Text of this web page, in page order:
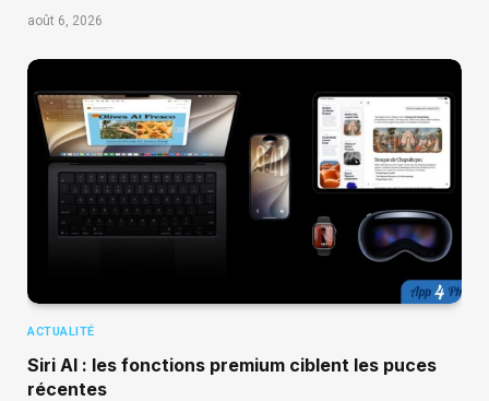
août 6, 2026
ACTUALITÉ
Siri AI : les fonctions premium ciblent les puces
récentes